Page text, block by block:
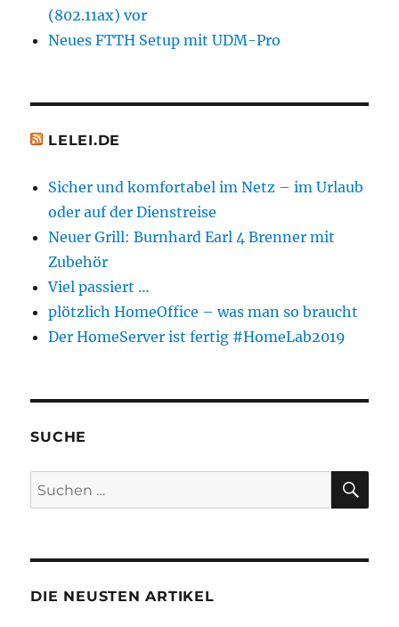
(802.11ax) vor
Neues FTTH Setup mit UDM-Pro
LELEI.DE
Sicher und komfortabel im Netz – im Urlaub
oder auf der Dienstreise
Neuer Grill: Burnhard Earl 4 Brenner mit
Zubehör
Viel passiert …
plötzlich HomeOffice – was man so braucht
Der HomeServer ist fertig #HomeLab2019
SUCHE
Suchen
nach:
DIE NEUSTEN ARTIKEL